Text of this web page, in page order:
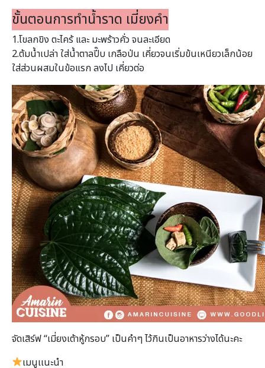
ขั้นตอนการทำน้ำราด เมี่ยงคำ
1.โขลกขิง ตะไคร้ และ มะพร้าวคั่ว จนละเอียด
2.ต้มน้ำเปล่า ใส่น้ำตาลปี๊บ เกลือป่น เคี่ยวจนเริ่มข้นเหนียวเล็กน้อย
ใส่ส่วนผสมในข้อแรก ลงไป เคี่ยวต่อ
จัดเสิร์ฟ “เมี่ยงเต้าหู้กรอบ” เป็นคำๆ ไว้กินเป็นอาหารว่างได้นะคะ
เมนูเเนะนำ